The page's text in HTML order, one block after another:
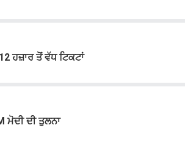
ਹਜ਼ਾਰ ਤੋਂ ਵੱਧ ਟਿਕਟਾਂ
ਮੋਦੀ ਦੀ ਤੁਲਨਾ